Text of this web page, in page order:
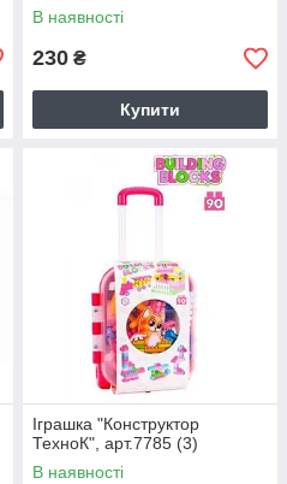
В наявності
230 ₴
Купити
Іграшка "Конструктор
ТехноК", арт.7785 (3)
В наявності